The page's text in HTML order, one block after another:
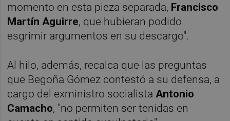
momento en esta pieza separada, Francisco
Martín Aguirre, que hubieran podido
esgrimir argumentos en su descargo".
Al hilo, además, recalca que las preguntas
que Begoña Gómez contestó a su defensa, a
cargo del exministro socialistaAntonio
Camacho, "no permiten ser tenidas en